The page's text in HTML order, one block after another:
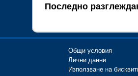
Последно
Общи условия
Лични данни
Използване на